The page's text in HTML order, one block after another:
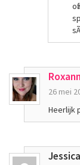
26 mei
Heerlijk
Jessica